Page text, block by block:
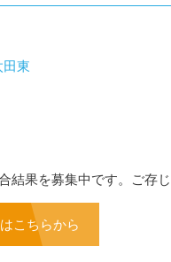
田東
結果を募集中です。ご存
こちらから